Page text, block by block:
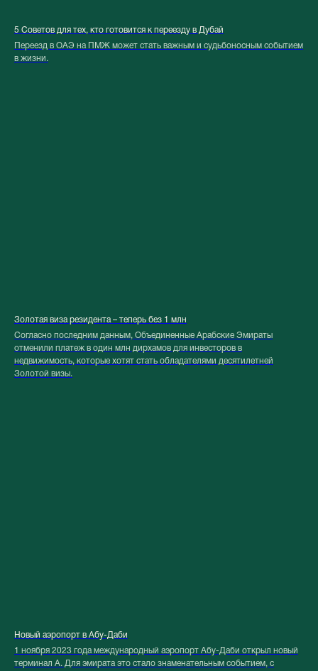
5 Советов для тех, кто готовится к переезду в Дубай
Переезд в ОАЭ на ПМЖ может стать важным и судьбоносным событием
в жизни.
Золотая виза резидента – теперь без 1 млн
Согласно последним данным, Объединенные Арабские Эмираты
отменили платеж в один млн дирхамов для инвесторов в
недвижимость, которые хотят стать обладателями десятилетней
Золотой визы.
Новый аэропорт в Абу-Даби
1 ноября 2023 года международный аэропорт Абу-Даби открыл новый
терминал А. Для эмирата это стало знаменательным событием, с